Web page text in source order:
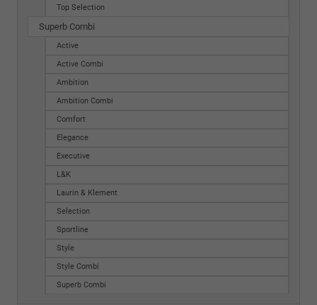
Top Selection
Superb Combi
Active
Active Combi
Ambition
Ambition Combi
Comfort
Elegance
Executive
L&K
Laurin & Klement
Selection
Sportline
Style
Style Combi
Superb Combi